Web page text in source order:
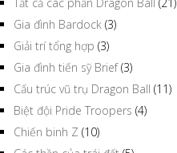
Gia đình Bardock (3)
Giải trí tổng hợp (3)
Gia đình tiến sỹ Brief(3)
Cấu trúc vũ trụ Dragon Ball (11)
Biệt đội Pride Troopers (4)
Chiến binh Z (10)